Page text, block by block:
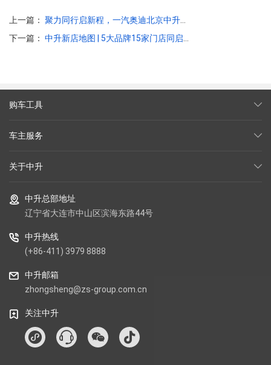
上一篇： 聚力同行启新程，一汽奥迪北京中升裕迪展厅盛大开业！
下一篇： 中升新店地图 | 5大品牌15家门店同启新程，版图再扩！
购车工具
车主服务
关于中升
中升总部地址
辽宁省大连市中山区滨海东路44号
中升热线
(+86-411) 3979 8888
中升邮箱
zhongsheng@zs-group.com.cn
关注中升